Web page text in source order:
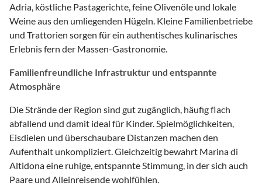
Adria, köstliche Pastagerichte, feine Olivenöle und lokale
Weine aus den umliegenden Hügeln. Kleine Familienbetriebe
und Trattorien sorgen für ein authentisches kulinarisches
Erlebnis fern der Massen-Gastronomie.
Familienfreundliche Infrastruktur und entspannte
Atmosphäre
Die Strände der Region sind gut zugänglich, häufig flach
abfallend und damit ideal für Kinder. Spielmöglichkeiten,
Eisdielen und überschaubare Distanzen machen den
Aufenthalt unkompliziert. Gleichzeitig bewahrt Marina di
Altidona eine ruhige, entspannte Stimmung, in der sich auch
Paare und Alleinreisende wohlfühlen.